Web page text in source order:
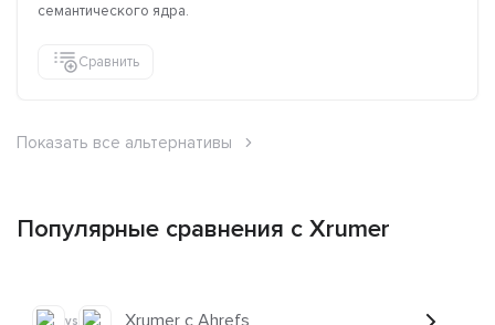
семантического ядра.
Сравнить
Показать все альтернативы
Популярные сравнения с Xrumer
vs